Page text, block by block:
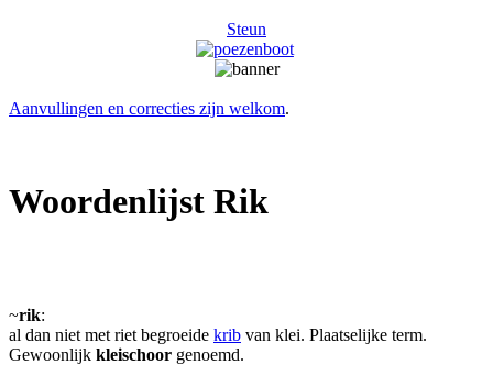
Steun
Aanvullingen en correcties zijn welkom.
Woordenlijst Rik
~rik:
al dan niet met riet begroeide krib van klei. Plaatselijke term.
Gewoonlijk kleischoor genoemd.